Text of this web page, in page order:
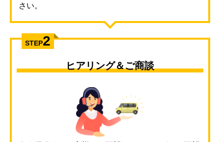
さい。
STEP2
ヒアリング＆ご商談